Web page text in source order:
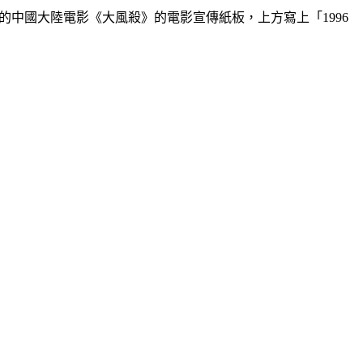
中國大陸電影《大風殺》的電影宣傳紙板，上方寫上「1996